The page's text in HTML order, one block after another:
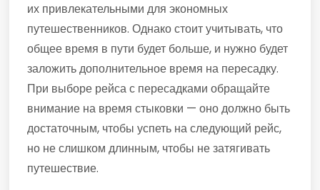
их привлекательными для экономных
путешественников. Однако стоит учитывать, что
общее время в пути будет больше, и нужно будет
заложить дополнительное время на пересадку.
При выборе рейса с пересадками обращайте
внимание на время стыковки — оно должно быть
достаточным, чтобы успеть на следующий рейс,
но не слишком длинным, чтобы не затягивать
путешествие.